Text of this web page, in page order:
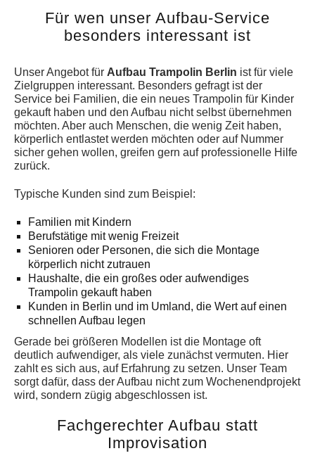
Für wen unser Aufbau-Service
besonders interessant ist
Unser Angebot für Aufbau Trampolin Berlin ist für viele
Zielgruppen interessant. Besonders gefragt ist der
Service bei Familien, die ein neues Trampolin für Kinder
gekauft haben und den Aufbau nicht selbst übernehmen
möchten. Aber auch Menschen, die wenig Zeit haben,
körperlich entlastet werden möchten oder auf Nummer
sicher gehen wollen, greifen gern auf professionelle Hilfe
zurück.
Typische Kunden sind zum Beispiel:
Familien mit Kindern
Berufstätige mit wenig Freizeit
Senioren oder Personen, die sich die Montage
körperlich nicht zutrauen
Haushalte, die ein großes oder aufwendiges
Trampolin gekauft haben
Kunden in Berlin und im Umland, die Wert auf einen
schnellen Aufbau legen
Gerade bei größeren Modellen ist die Montage oft
deutlich aufwendiger, als viele zunächst vermuten. Hier
zahlt es sich aus, auf Erfahrung zu setzen. Unser Team
sorgt dafür, dass der Aufbau nicht zum Wochenendprojekt
wird, sondern zügig abgeschlossen ist.
Fachgerechter Aufbau statt
Improvisation